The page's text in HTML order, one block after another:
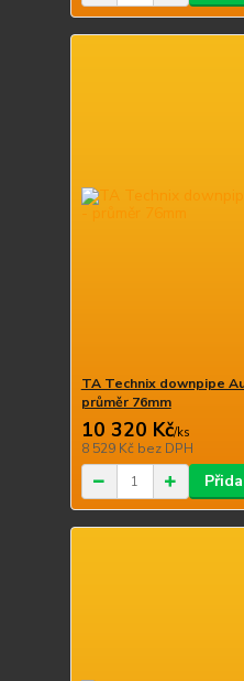
TA Technix downpipe
průměr 76mm
10 320 Kč/ks
8 529 Kč bez DPH